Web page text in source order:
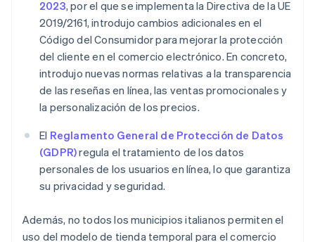
2023, por el que se implementa la Directiva de la UE
2019/2161, introdujo cambios adicionales en el
Código del Consumidor para mejorar la protección
del cliente en el comercio electrónico. En concreto,
introdujo nuevas normas relativas a la transparencia
de las reseñas en línea, las ventas promocionales y
la personalización de los precios.
El Reglamento General de Protección de Datos
(GDPR)regula el tratamiento de los datos
personales de los usuarios en línea, lo que garantiza
su privacidad y seguridad.
Además, no todos los municipios italianos permiten el
uso del modelo de tienda temporal para el comercio